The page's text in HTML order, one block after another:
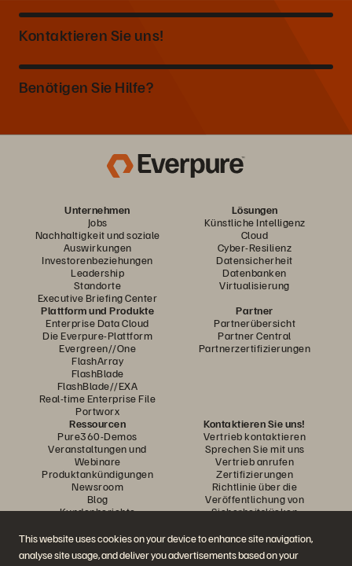
This website uses cookies on your device to enhance site navigation,
analyse site usage, and deliver you advertisements based on your
Kontaktieren Sie uns!
Benötigen Sie Hilfe?
Unternehmen
Jobs
Nachhaltigkeit und soziale
Auswirkungen
Investorenbeziehungen
Leadership
Standorte
Executive Briefing Center
Lösungen
Künstliche Intelligenz
Cloud
Cyber-Resilienz
Datensicherheit
Datenbanken
Virtualisierung
Plattform und Produkte
Enterprise Data Cloud
Die Everpure-Plattform
Evergreen//One
FlashArray
FlashBlade
FlashBlade//EXA
Real-time Enterprise File
Portworx
Partner
Partnerübersicht
Partner Central
Partnerzertifizierungen
Ressourcen
Pure360-Demos
Veranstaltungen und
Webinare
Produktankündigungen
Newsroom
Blog
Kundenberichte
Wissensartikel
Kontaktieren Sie uns!
Vertrieb kontaktieren
Sprechen Sie mit uns
Vertrieb anrufen
Zertifizierungen
Richtlinie über die
Veröffentlichung von
Sicherheitslücken